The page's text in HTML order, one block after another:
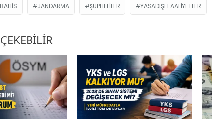
BAHIS JANDARMA ŞÜPHELILER YASADIŞI FAALIYETLER
ÇEKEBİLİR